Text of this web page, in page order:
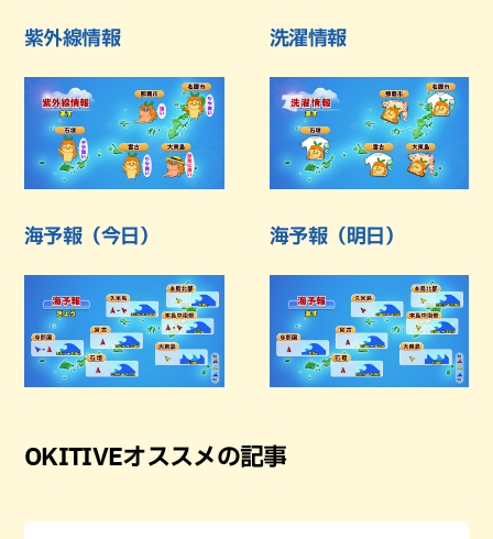
紫外線情報 洗濯情報
海予報（今日） 海予報（明日）
OKITIVEオススメの記事